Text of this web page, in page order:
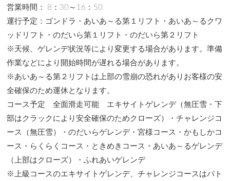
営業時間： 8：30～16：50
運行予定：ゴンドラ・あいあ～る第１リフト・あいあ～るクワ
ッドリフト・のだいら第１リフト・のだいら第２リフト
※天候、ゲレンデ状況等により変更する場合があります。準備
作業などにより開始時間が遅れる場合があります。
※あいあ～る第２リフトは上部の雪崩の恐れがありお客様の安
全確保のため運休となります。
コース予定 全面滑走可能 エキサイトゲレンデ（無圧雪・下
部はクラックにより安全確保のためクローズ）・チャレンジコ
ース（無圧雪）・のだいらゲレンデ・宮様コース・かもしかコ
ース・らくらくコース・ときめきコース・あいあ～るゲレンデ
（上部はクローズ）・ふれあいゲレンデ
※上級コースのエキサイトゲレンデ、チャレンジコースはパト